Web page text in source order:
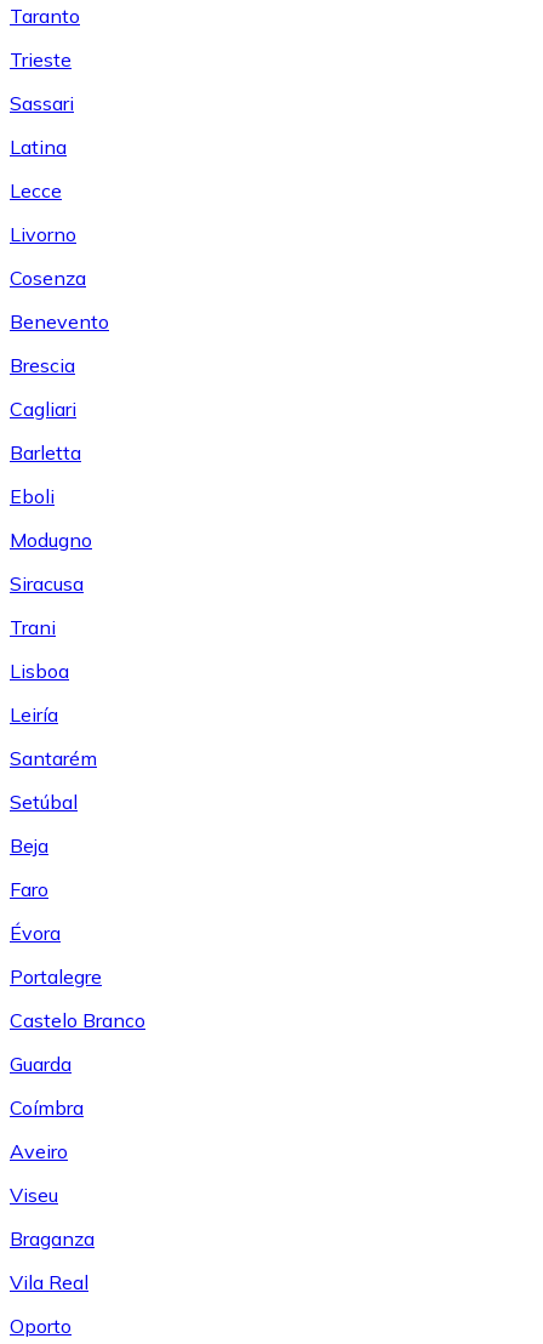
Taranto
Trieste
Sassari
Latina
Lecce
Livorno
Cosenza
Benevento
Brescia
Cagliari
Barletta
Eboli
Modugno
Siracusa
Trani
Lisboa
Leiría
Santarém
Setúbal
Beja
Faro
Évora
Portalegre
Castelo Branco
Guarda
Coímbra
Aveiro
Viseu
Braganza
Vila Real
Oporto